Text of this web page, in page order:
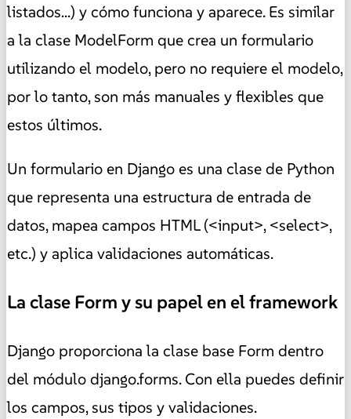
listados...) y cómo funciona y aparece. Es similar
a la clase ModelForm que crea un formulario
utilizando el modelo, pero no requiere el modelo,
por lo tanto, son más manuales y flexibles que
estos últimos.
Un formulario en Django es una clase de Python
que representa una estructura de entrada de
datos, mapea campos HTML (<input>, <select>,
etc.) y aplica validaciones automáticas.
La clase Form y su papel en el framework
Django proporciona la clase base Form dentro
del módulo django.forms. Con ella puedes definir
los campos, sus tipos y validaciones.